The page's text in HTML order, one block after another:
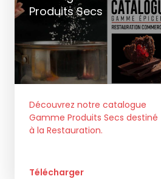
Produits Secs
Découvrez notre catalogue
Gamme Produits Secs destiné
à la Restauration.
Télécharger